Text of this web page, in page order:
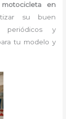
en
su buen
periódicos y
tu modelo y